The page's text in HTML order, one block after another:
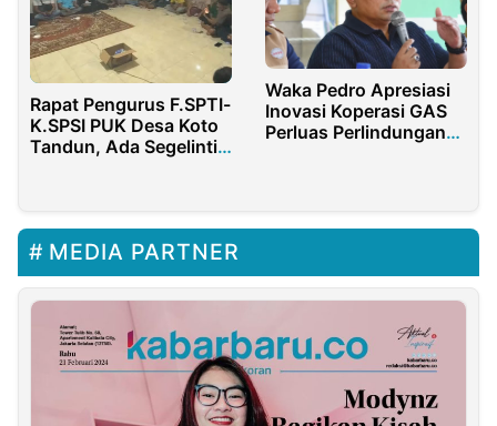
Rapat Pengurus F.SPTI-
K.SPSI PUK Desa Koto
Tandun, Ada Segelintir
Waka Pedro Apresiasi
Inovasi Koperasi GAS
Perluas Perlindungan
MEDIA PARTNER